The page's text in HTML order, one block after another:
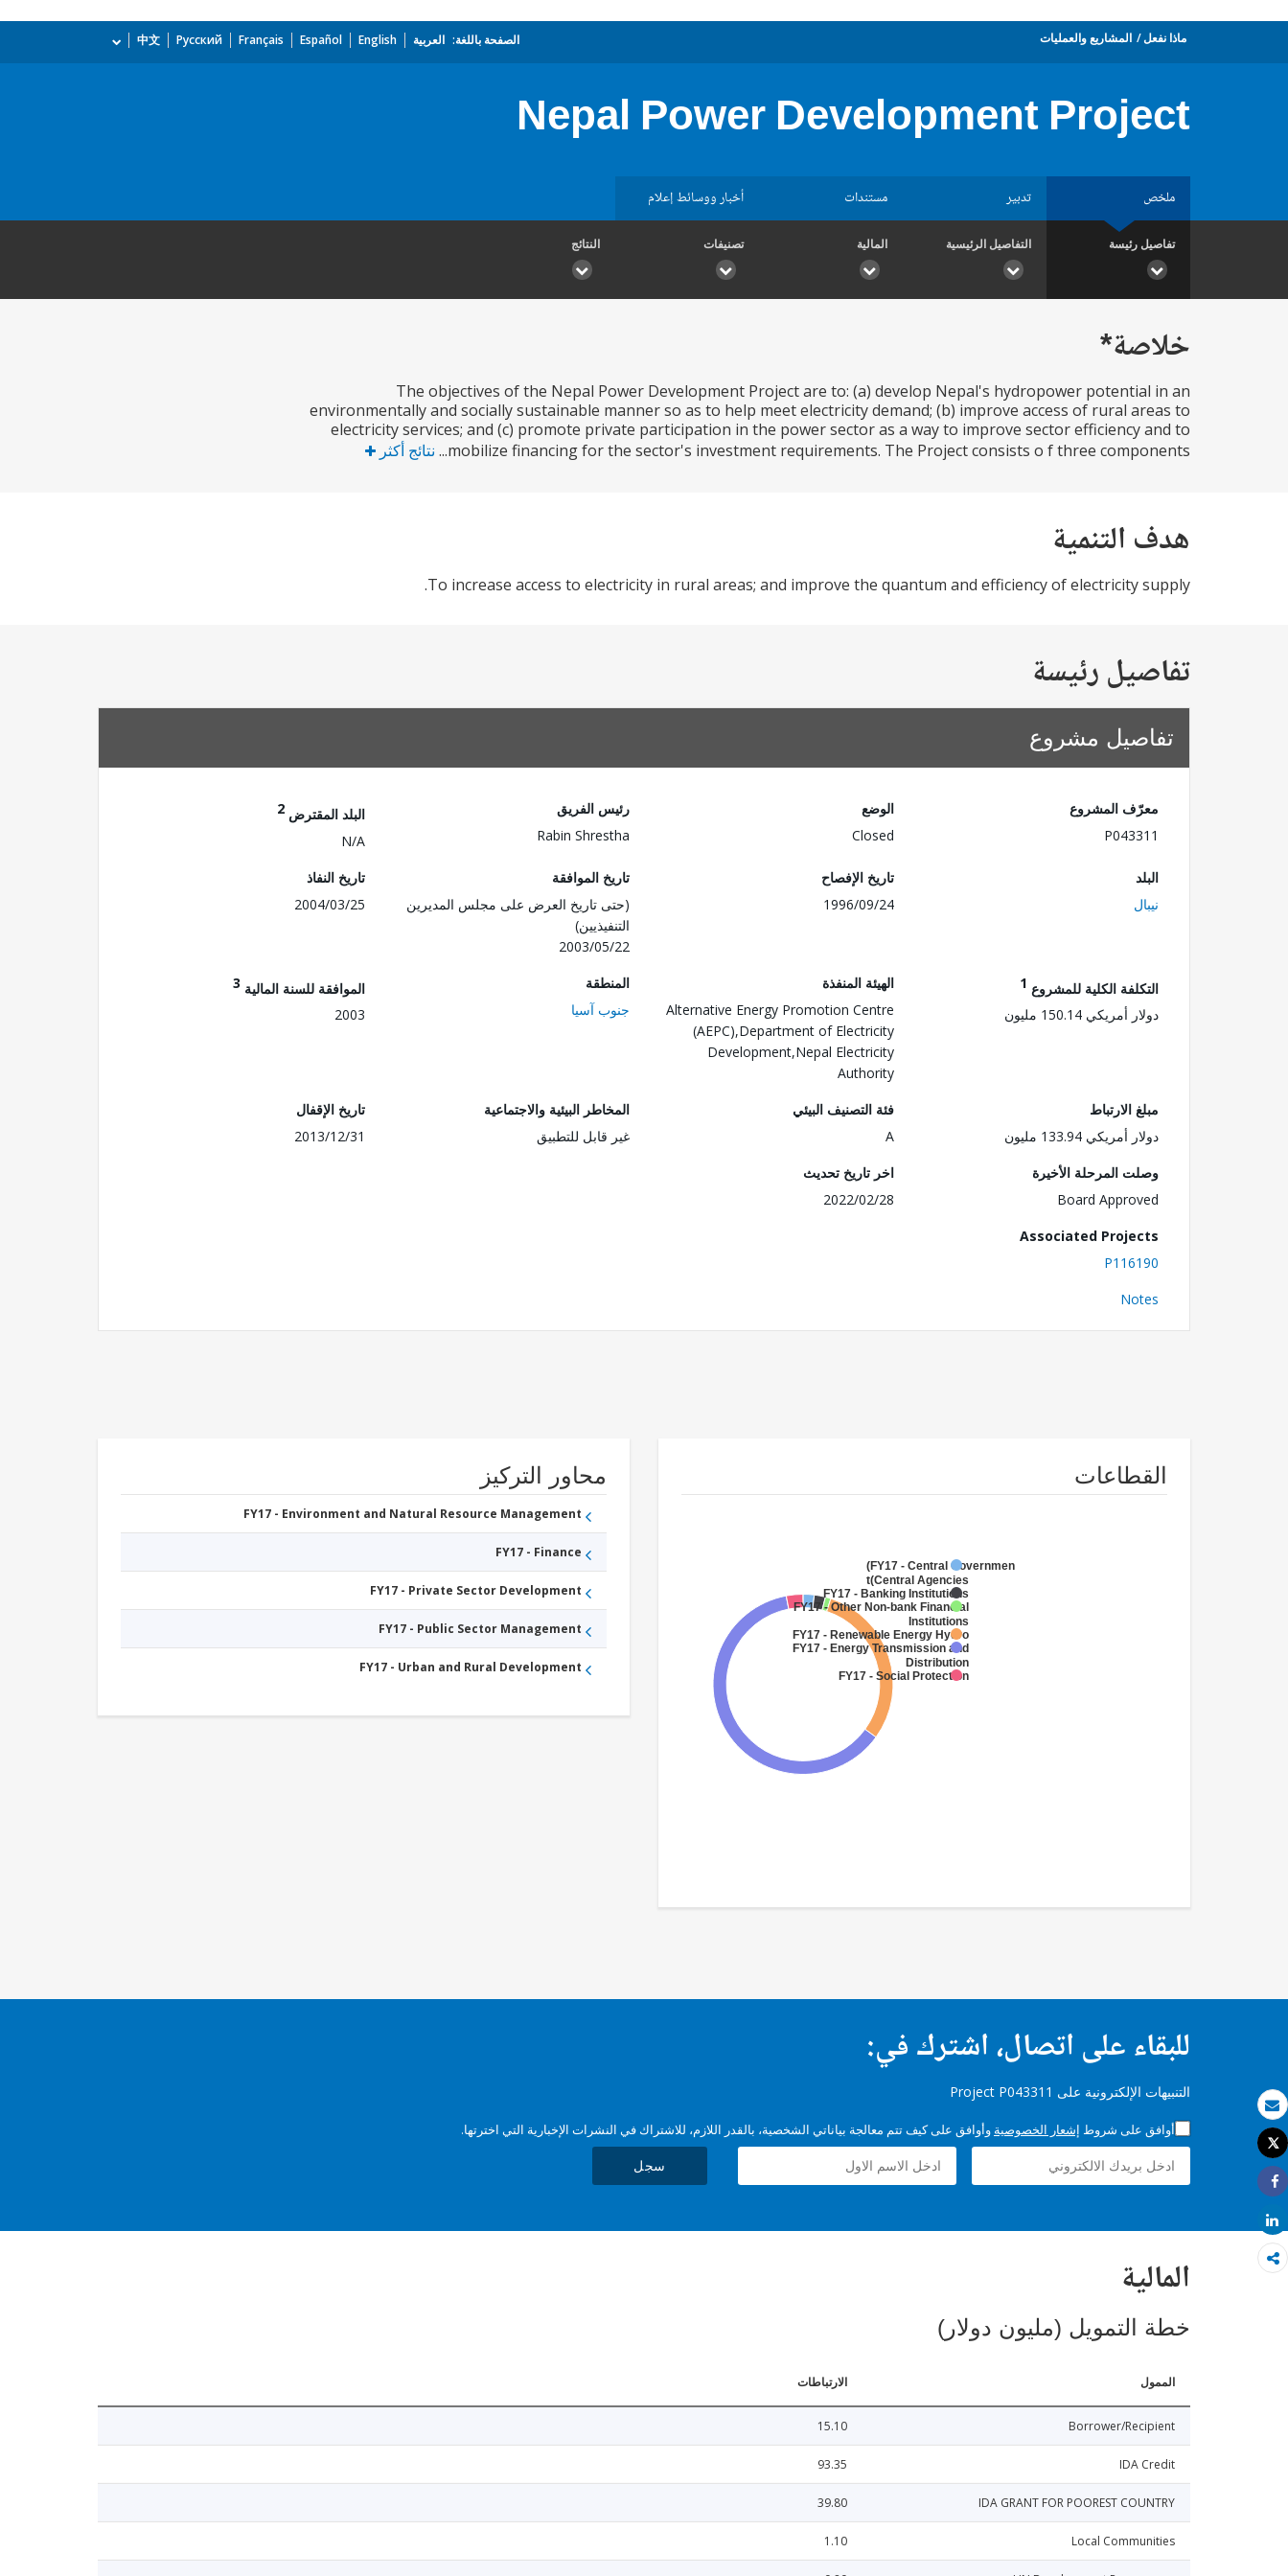
بريد الكتروني
طباعة
Tweet
Share
Share
ماذا نفعل المشاريع والعمليات الصفحة باللغة: العربية English
Español
Français
Русский
中文
Nepal Power Development Project
ملخص تدبير مستندات أخبار ووسائط إعلام
تفاصيل رئيسة التفاصيل الرئيسية المالية تصنيفات النتائج
خلاصة*
The objectives of the Nepal Power Development Project are to: (a) develop Nepal's hydropower potential in an
environmentally and socially sustainable manner so as to help meet electricity demand; (b) improve access of rural areas to
electricity services; and (c) promote private participation in the power sector as a way to improve sector efficiency and to
mobilize financing for the sector's investment requirements. The Project consists o f three components...
نتائج أكثر
هدف التنمية
To increase access to electricity in rural areas; and improve the quantum and efficiency of electricity supply.
تفاصيل رئيسة
تفاصيل مشروع
معرّف المشروع
P043311
الوضع
Closed
رئيس الفريق
Rabin Shrestha
البلد المقترض 2
N/A
البلد
نيبال
تاريخ الإفصاح
1996/09/24
تاريخ الموافقة
(حتى تاريخ العرض على مجلس المديرين
التنفيذيين)
2003/05/22
تاريخ النفاذ
2004/03/25
التكلفة الكلية للمشروع 1
دولار أمريكي 150.14 مليون
الهيئة المنفذة
Alternative Energy Promotion Centre
(AEPC),Department of Electricity
Development,Nepal Electricity
Authority
المنطقة
جنوب آسيا
الموافقة للسنة المالية 3
2003
مبلغ الارتباط
دولار أمريكي 133.94 مليون
فئة التصنيف البيئي
A
المخاطر البيئية والاجتماعية
غير قابل للتطبيق
تاريخ الإقفال
2013/12/31
وصلت المرحلة الأخيرة
Board Approved
اخر تاريخ تحديث
2022/02/28
Associated Projects
P116190
Notes
القطاعات
FY17 - Central Government
(Central Agencies
)
FY17 - Banking Institutions
FY17 - Other Non-bank Financial
Institutions
FY17 - Renewable Energy Hydro
FY17 - Energy Transmission and
Distribution
FY17 - Social Protection
محاور التركيز
FY17 - Environment and Natural Resource Management
FY17 - Finance
FY17 - Private Sector Development
FY17 - Public Sector Management
FY17 - Urban and Rural Development
للبقاء على اتصال، اشترك في:
التنبيهات الإلكترونية على Project P043311
أوافق على شروط إشعار الخصوصية وأوافق على كيف تتم معالجة بياناتي الشخصية، بالقدر اللازم، للاشتراك في النشرات الإخبارية التي اخترتها.
سجل
المالية
خطة التمويل (مليون دولار)
الممول الارتباطات
Borrower/Recipient
15.10
IDA Credit
93.35
IDA GRANT FOR POOREST COUNTRY
39.80
Local Communities
1.10